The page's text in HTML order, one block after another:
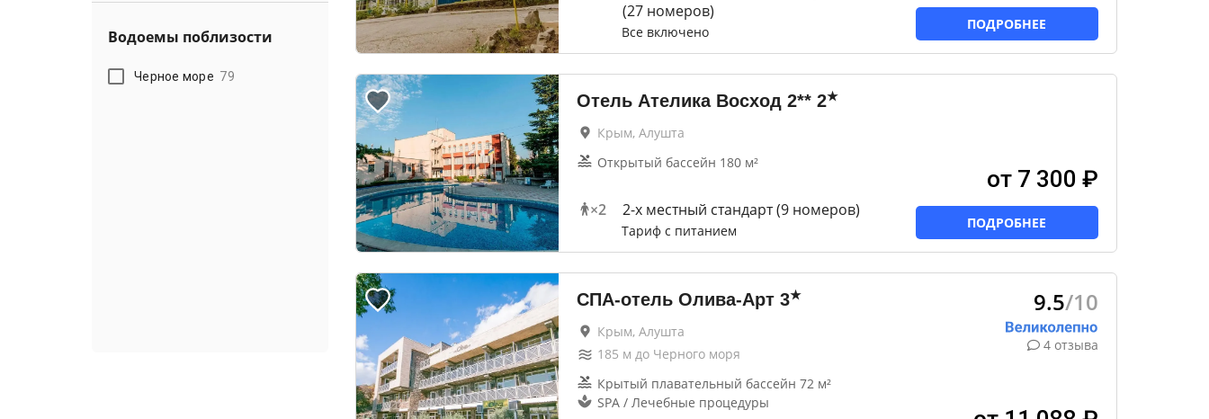
Водоемы поблизости
Черное море 79
(27 номеров)
Все включено ПОДРОБНЕЕ
Отель Ателика Восход 2** 2★
Крым, Алушта
Открытый бассейн 180 м²
×2 2-х местный стандарт (9 номеров)
Тариф с питанием
от 7 300 ₽
ПОДРОБНЕЕ
СПА-отель Олива-Арт 3★
Крым, Алушта
185 м до Черного моря
Крытый плавательный бассейн 72 м²
SPA / Лечебные процедуры
9.5/10
4 отзыва